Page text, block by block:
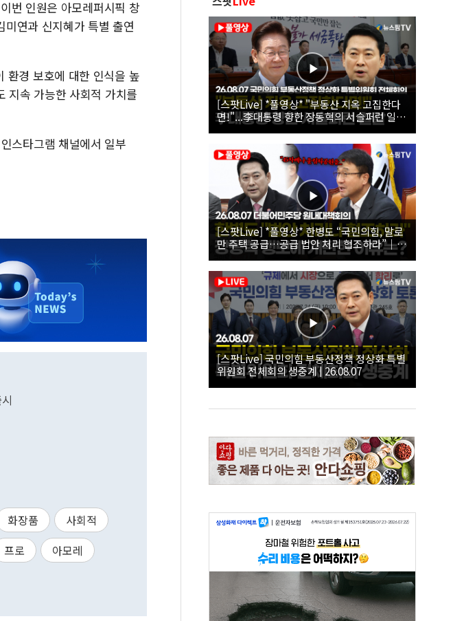
번 인원은 아모레퍼시픽 창
연과 신지혜가 특별 출연
환경 보호에 대한 인식을 높
지속 가능한 사회적 가치를
스타그램 채널에서 일부
화장품
사회적
프로
아모레
[스팟Live] *풀영상* "부동산 지옥 고집한다
면!"...李대통령 향한 장동혁의 서슬퍼런 일갈
| 26.08.07 국민의힘 부동산정책 정상화 특별
위원회 전체회의
[스팟Live] *풀영상* 한병도 “국민의힘, 말로
만 주택 공급…공급 법안 처리 협조하라”｜
26.08.07 더불어민주당 원내대책회의
[스팟Live] 국민의힘 부동산정책 정상화 특별
위원회 전체회의 생중계 | 26.08.07